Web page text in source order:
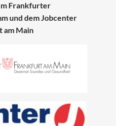
Frankfurter
und dem Jobcenter
am Main